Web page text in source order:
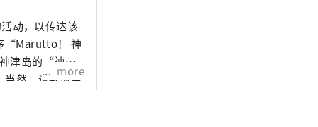
动，以传达该
津岛的“神津
然，这款应用
more